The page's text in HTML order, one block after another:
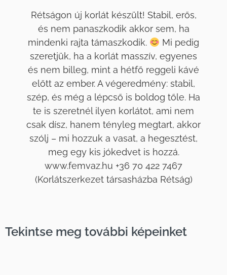
Rétságon új korlát készült! Stabil, erős,
és nem panaszkodik akkor sem, ha
mindenki rajta támaszkodik.
Mi pedig
szeretjük, ha a korlát masszív, egyenes
és nem billeg, mint a hétfő reggeli kávé
előtt az ember. A végeredmény: stabil,
szép, és még a lépcső is boldog tőle. Ha
te is szeretnél ilyen korlátot, ami nem
csak dísz, hanem tényleg megtart, akkor
szólj – mi hozzuk a vasat, a hegesztést,
meg egy kis jókedvet is hozzá.
www.femvaz.hu +36 70 422 7467
(Korlátszerkezet társasházba Rétság)
Tekintse meg további képeinket